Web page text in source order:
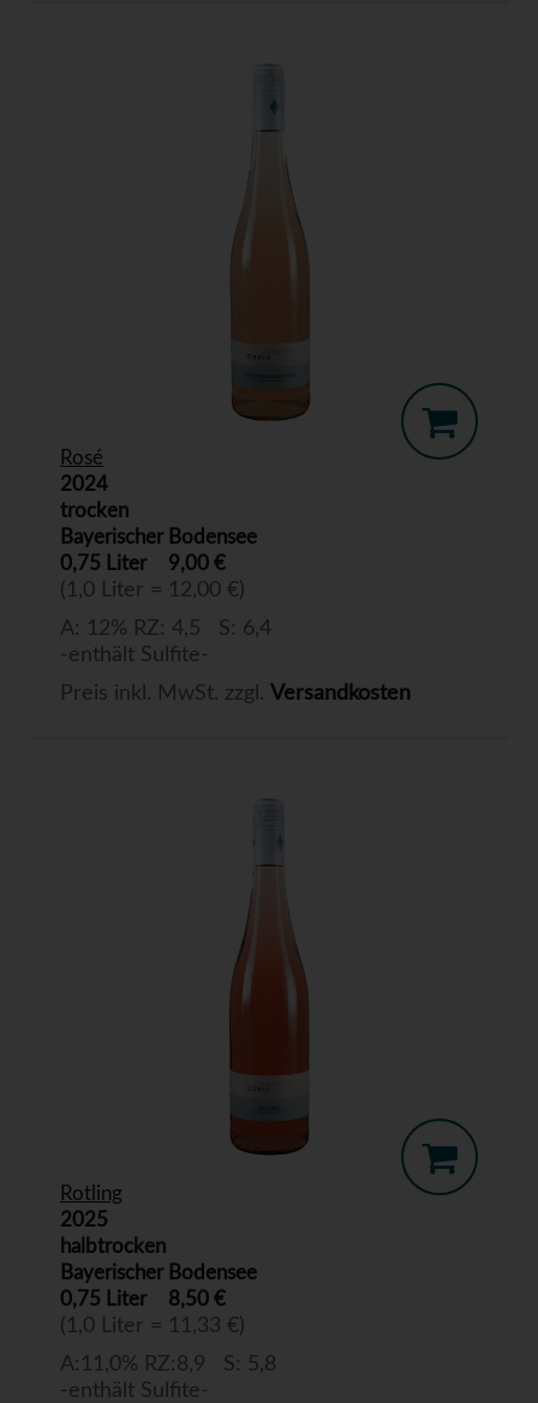
Rosé
2024
trocken
Bayerischer Bodensee
0,75 Liter
9,00 €
(1,0 Liter = 12,00 €)
A: 12% RZ: 4,5 S: 6,4
-enthält Sulfite-
Preis inkl. MwSt. zzgl. Versandkosten
Rotling
2025
halbtrocken
Bayerischer Bodensee
0,75 Liter
8,50 €
(1,0 Liter = 11,33 €)
A:11,0% RZ:8,9 S: 5,8
-enthält Sulfite-